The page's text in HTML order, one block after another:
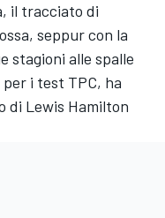
il tracciato di
seppur con la
stagioni alle spalle
i test TPC, ha
di Lewis Hamilton